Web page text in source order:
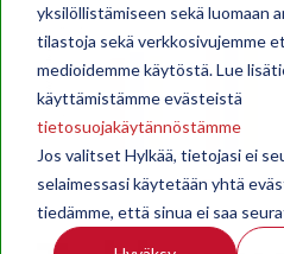
yksilöllistämiseen sekä luomaan
tilastoja sekä verkkosivujemme
medioidemme käytöstä. Lue
käyttämistämme evästeistä
tietosuojakäytännöstämme
Jos valitset Hylkää, tietojasi ei
selaimessasi käytetään yhtä
tiedämme, että sinua ei saa